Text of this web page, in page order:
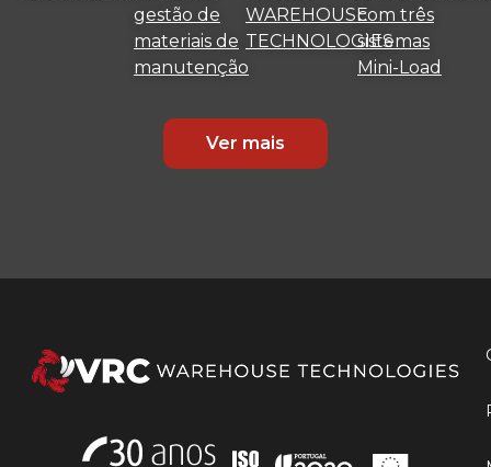
gestão de
materiais de
manutenção
WAREHOUSE
TECHNOLOGIES
com três
sistemas
Mini-Load
Ver mais